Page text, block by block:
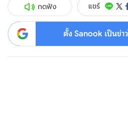
กดฟัง แชร์
ตั้ง Sanook เป็นข่